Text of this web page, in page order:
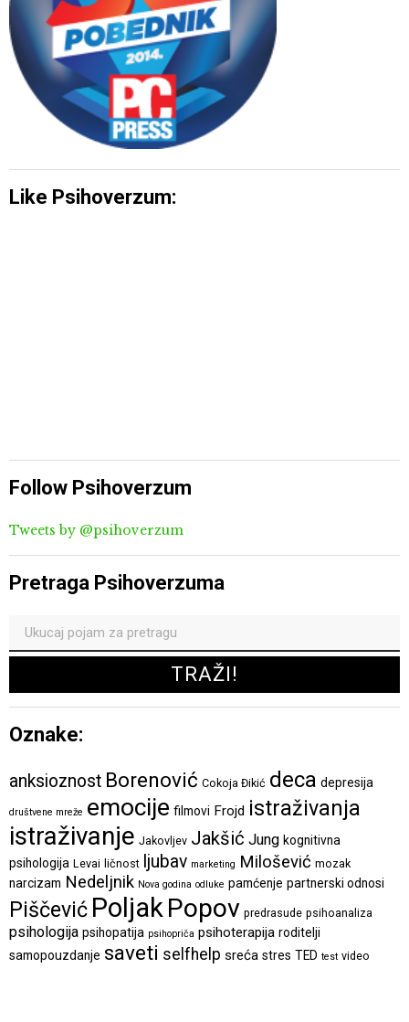
Like Psihoverzum:
Follow Psihoverzum
Tweets by @psihoverzum
Pretraga Psihoverzuma
Oznake:
anksioznost Borenović Cokoja Đikić deca depresija
društvene mreže emocije filmovi Frojd istraživanja
istraživanje Jakovljev Jakšić Jung kognitivna
psihologija Levai ličnost ljubav marketing Milošević mozak
narcizam Nedeljnik Nova godina odluke pamćenje partnerski odnosi
Piščević PoljakPopov predrasude psihoanaliza
psihologija psihopatija psihopriča psihoterapija roditelji
samopouzdanje saveti selfhelp sreća stres TED test video